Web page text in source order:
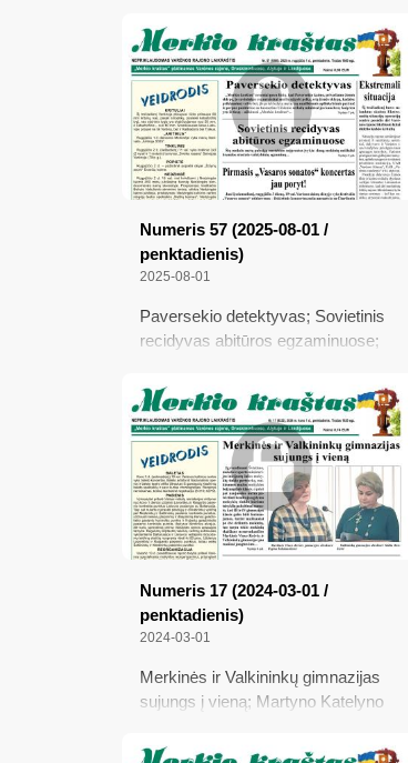
muziejininkams, o partizanų mirties
vietoje jau prasidėjo memorialo
statybos darbai...
Numeris 57 (2025-08-01 /
penktadienis)
2025-08-01
Paversekio detektyvas; Sovietinis
recidyvas abitūros egzaminuose;
koncertas jau poryt!; Triukšmas –
nematomas aplinkos priešas; Ar
vasara bus širšinga?; Ekstremali
situacija
Numeris 17 (2024-03-01 /
penktadienis)
2024-03-01
Merkinės ir Valkininkų gimnazijas
sujungs į vieną; Martyno Katelyno
Nedzingės vardą